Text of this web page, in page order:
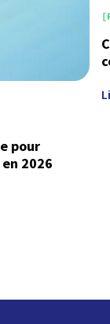
pour
2026